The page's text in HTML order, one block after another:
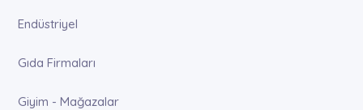
Endüstriyel
Gıda Firmaları
Giyim - Mağazalar